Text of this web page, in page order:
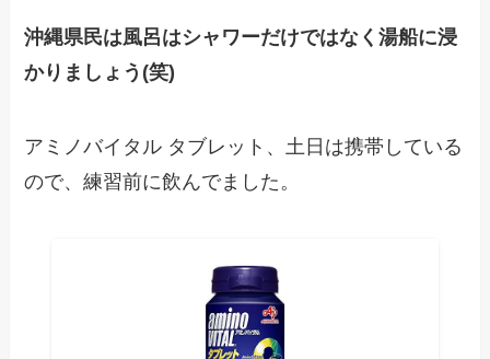
沖縄県民は風呂はシャワーだけではなく湯船に浸
かりましょう(笑)
アミノバイタル タブレット、土日は携帯している
ので、練習前に飲んでました。